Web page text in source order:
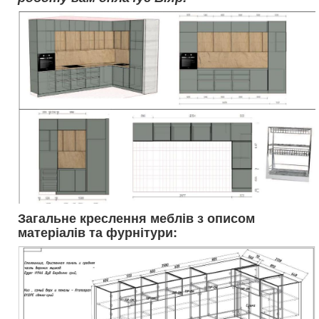
Загальне креслення меблів з описом
матеріалів та фурнітури: